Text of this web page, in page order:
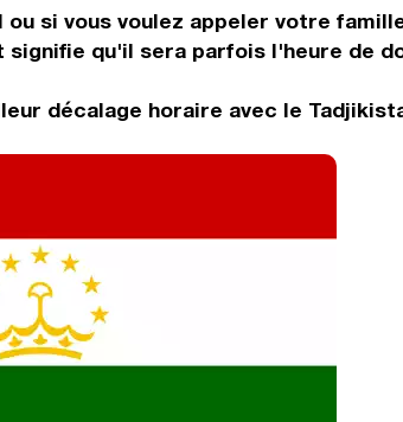
si vous voulez appeler votre
qu'il sera parfois l'heure de
décalage horaire avec le